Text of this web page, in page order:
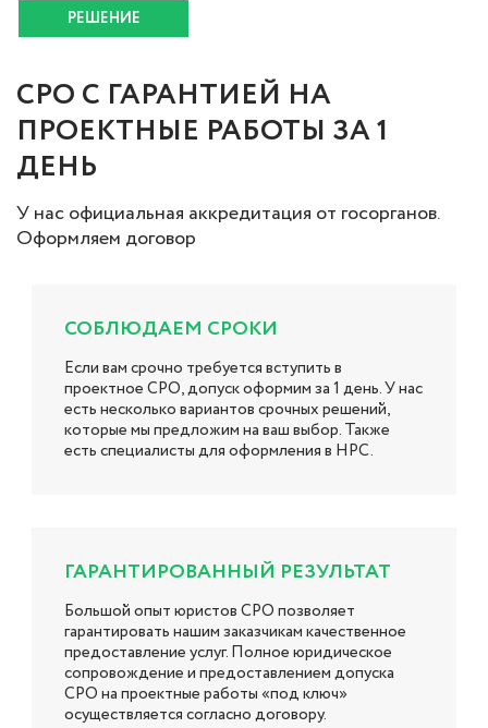
РЕШЕНИЕ
СРО С ГАРАНТИЕЙ НА
ПРОЕКТНЫЕ РАБОТЫ ЗА 1
ДЕНЬ
У нас официальная аккредитация от госорганов.
Оформляем договор
СОБЛЮДАЕМ СРОКИ
Если вам срочно требуется вступить в
проектное СРО, допуск оформим за 1 день. У нас
есть несколько вариантов срочных решений,
которые мы предложим на ваш выбор. Также
есть специалисты для оформления в НРС.
ГАРАНТИРОВАННЫЙ РЕЗУЛЬТАТ
Большой опыт юристов СРО позволяет
гарантировать нашим заказчикам качественное
предоставление услуг. Полное юридическое
сопровождение и предоставлением допуска
СРО на проектные работы «под ключ»
осуществляется согласно договору.